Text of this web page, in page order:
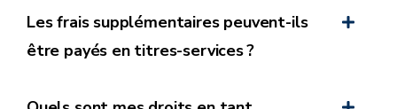
Cela correspond à l’activité de
Les frais supplémentaires peuvent-ils
être payés en titres-services ?